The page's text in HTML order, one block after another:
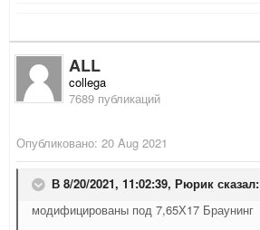
ALL
collega
7689 публикаций
Опубликовано: 20 Aug 2021
В 8/20/2021, 11:02:39, Рюрик сказал:
модифицированы под 7,65Х17 Браунинг